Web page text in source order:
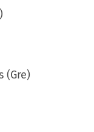
(Gre)